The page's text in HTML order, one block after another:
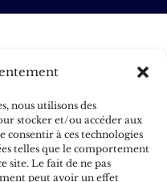
nous utilisons des
stocker et/ou accéder aux
à ces technologies
telles que le comportement
site. Le fait de ne pas
peut avoir un effet